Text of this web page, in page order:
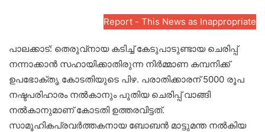
Report - This News as Inappropriate
പാലക്കാട്: തെരുവ്‌നായ കടിച്ച് കേടുപാടുണ്ടായ ചെരിപ്പ്
നന്നാക്കാൻ സഹായിക്കാതിരുന്ന നിർമ്മാണ കമ്പനിക്ക്
ഉപഭോക്തൃ കോടതിയുടെ പിഴ. പരാതിക്കാരന് 5000 രൂപ
നഷ്ടപരിഹാരം നൽകാനും പുതിയ ചെരിപ്പ് വാങ്ങി
നൽകാനുമാണ് കോടതി ഉത്തരവിട്ടത്.
സാമൂഹികപ്രവർത്തകനായ ബോബൻ മാട്ടുമന്ത നൽകിയ